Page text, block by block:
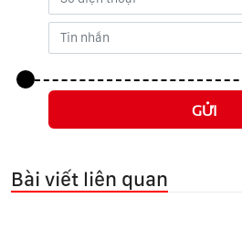
GỬI
Bài viết liên quan